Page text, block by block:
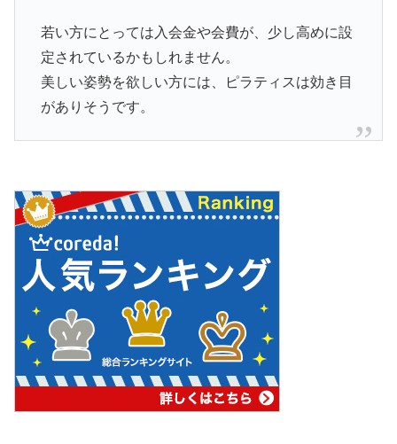
若い方にとっては入会金や会費が、少し高めに設
定されているかもしれません。
美しい姿勢を欲しい方には、ピラティスは効き目
がありそうです。